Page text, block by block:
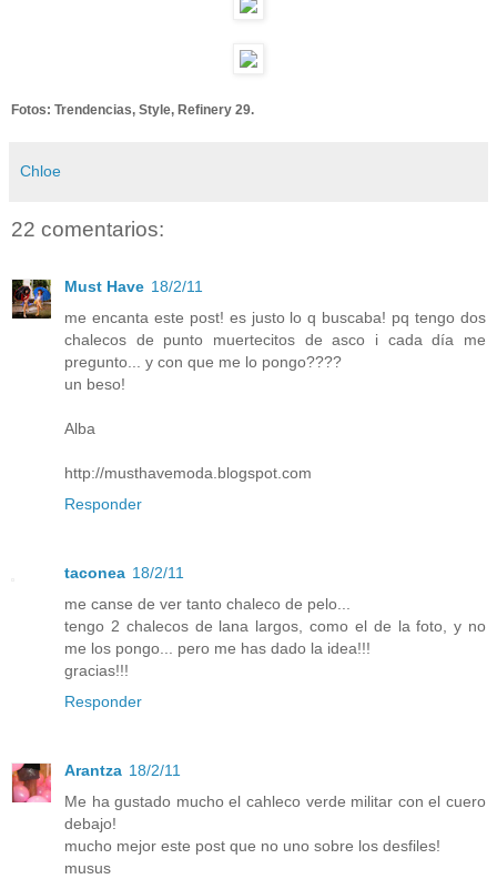
Fotos: Trendencias, Style, Refinery 29.
Chloe
22 comentarios:
Must Have 18/2/11
me encanta este post! es justo lo q buscaba! pq tengo dos
chalecos de punto muertecitos de asco i cada día me
pregunto... y con que me lo pongo????
un beso!
Alba
http://musthavemoda.blogspot.com
Responder
taconea 18/2/11
me canse de ver tanto chaleco de pelo...
tengo 2 chalecos de lana largos, como el de la foto, y no
me los pongo... pero me has dado la idea!!!
gracias!!!
Responder
Arantza 18/2/11
Me ha gustado mucho el cahleco verde militar con el cuero
debajo!
mucho mejor este post que no uno sobre los desfiles!
musus